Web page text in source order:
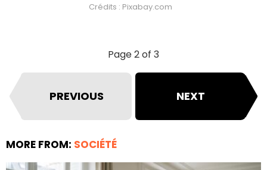
Crédits : Pixabay.com
Page 2 of 3
PREVIOUS NEXT
MORE FROM: SOCIÉTÉ